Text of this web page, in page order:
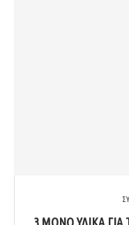
3 ΜΌΝΟ ΥΛΙΚΆ